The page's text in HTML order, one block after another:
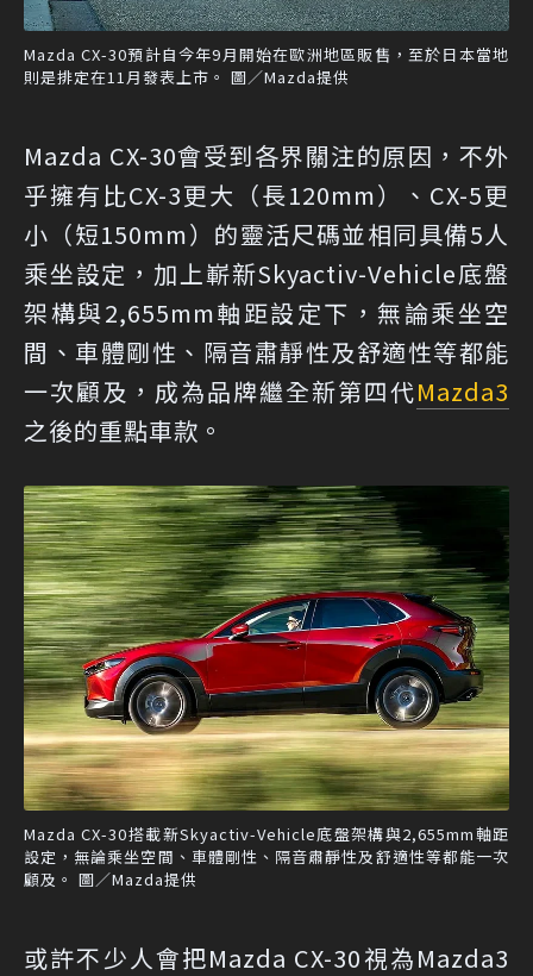
Mazda CX-30預計自今年9月開始在歐洲地區販售，至於日本當地
則是排定在11月發表上市。 圖／Mazda提供
Mazda CX-30會受到各界關注的原因，不外
乎擁有比CX-3更大（長120mm）、CX-5更
小（短150mm）的靈活尺碼並相同具備5人
乘坐設定，加上嶄新Skyactiv-Vehicle底盤
架構與2,655mm軸距設定下，無論乘坐空
間、車體剛性、隔音肅靜性及舒適性等都能
一次顧及，成為品牌繼全新第四代Mazda3
之後的重點車款。
Mazda CX-30搭載新Skyactiv-Vehicle底盤架構與2,655mm軸距
設定，無論乘坐空間、車體剛性、隔音肅靜性及舒適性等都能一次
顧及。 圖／Mazda提供
或許不少人會把Mazda CX-30視為Mazda3